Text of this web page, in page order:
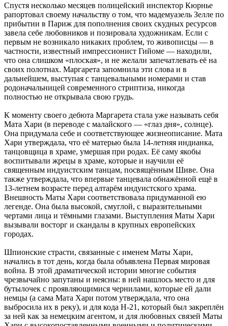
Спустя несколько месяцев полицейский инспектор Кюрнье
рапортовал своему начальству о том, что мадемуазель Зелле по
прибытии в Париж для пополнения своих скудных ресурсов
завела себе любовников и позировала художникам. Если с
первым не возникало никаких проблем, то живописцы — в
частности, известный импрессионист Гийоме — находили,
что она слишком «плоская», и не желали запечатлевать её на
своих полотнах. Маргарета запомнила эти слова и в
дальнейшем, выступая с танцевальными номерами и став
родоначальницей современного стриптиза, никогда
полностью не открывала свою грудь.
К моменту своего дебюта Маргарета стала уже называть себя
Мата Хари (в переводе с малайского — «глаз дня», солнце).
Она придумала себе и соответствующее жизнеописание. Мата
Хари утверждала, что её матерью была 14-летняя индианка,
танцовщица в храме, умершая при родах. Её саму якобы
воспитывали жрецы в храме, которые и научили её
священным индуистским танцам, посвящённым Шиве. Она
также утверждала, что впервые танцевала обнажённой ещё в
13-летнем возрасте перед алтарём индуистского храма.
Внешность Маты Хари соответствовала придуманной ею
легенде. Она была высокой, смуглой, с выразительными
чертами лица и тёмными глазами. Выступления Маты Хари
вызывали восторг и скандалы в крупных европейских
городах.
Шпионские страсти, связанные с именем Маты Хари,
начались в тот день, когда была объявлена Первая мировая
война. В этой драматической истории многие события
чрезвычайно запутаны и неясны: в ней нашлось место и для
бутылочек с проявляющимися чернилами, которые ей дали
немцы (а сама Мата Хари потом утверждала, что она
выбросила их в реку), и для кода H-21, который был закреплён
за ней как за немецким агентом, и для любовных связей Маты